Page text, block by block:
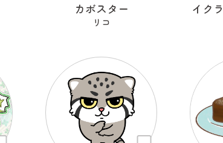
カボスター
リコ
イク